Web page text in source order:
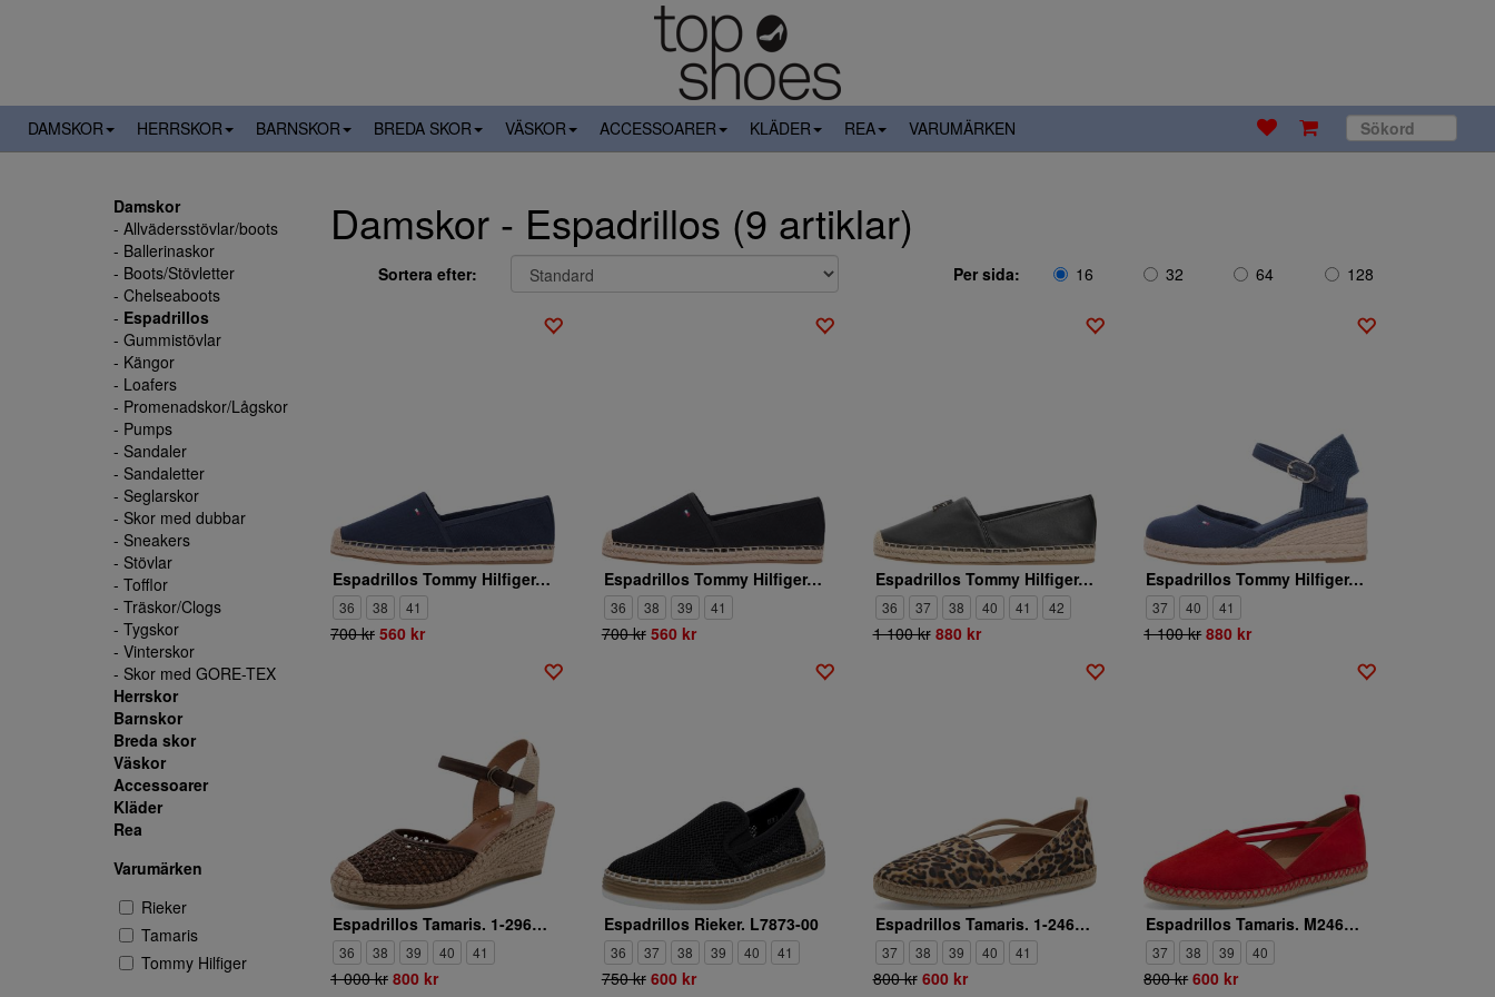
DAMSKOR HERRSKOR BARNSKOR BREDA SKOR VÄSKOR ACCESSOARER KLÄDER REA VARUMÄRKEN
Damskor
- Allvädersstövlar/boots
- Ballerinaskor
- Boots/Stövletter
- Chelseaboots
- Espadrillos
- Gummistövlar
- Kängor
- Loafers
- Promenadskor/Lågskor
- Pumps
- Sandaler
- Sandaletter
- Seglarskor
- Skor med dubbar
- Sneakers
- Stövlar
- Tofflor
- Träskor/Clogs
- Tygskor
- Vinterskor
- Skor med GORE-TEX
Herrskor
Barnskor
Breda skor
Väskor
Accessoarer
Kläder
Rea
Varumärken
Rieker
Tamaris
Tommy Hilfiger
Damskor - Espadrillos (9 artiklar)
Sortera efter: Per sida: 16 32 64 128
Espadrillos Tommy Hilfiger. FLAG CANVAS ESPADRILLE
36 38 41
700 kr 560 kr
Espadrillos Tommy Hilfiger. FLAG CANVAS ESPADRILLE
36 38 39 41
700 kr 560 kr
Espadrillos Tommy Hilfiger. TH LOGO LEATHER ESPADRILLE
36 37 38 40 41 42
1 100 kr 880 kr
Espadrillos Tommy Hilfiger. MID WEDGE ESPAD CLOSED TOE
37 40 41
1 100 kr 880 kr
Espadrillos Tamaris. 1-29610-42-304
36 38 39 40 41
1 000 kr 800 kr
Espadrillos Rieker. L7873-00
36 37 38 39 40 41
750 kr 600 kr
Espadrillos Tamaris. 1-24620-44/360
37 38 39 40 41
800 kr 600 kr
Espadrillos Tamaris. M2462044
37 38 39 40
800 kr 600 kr